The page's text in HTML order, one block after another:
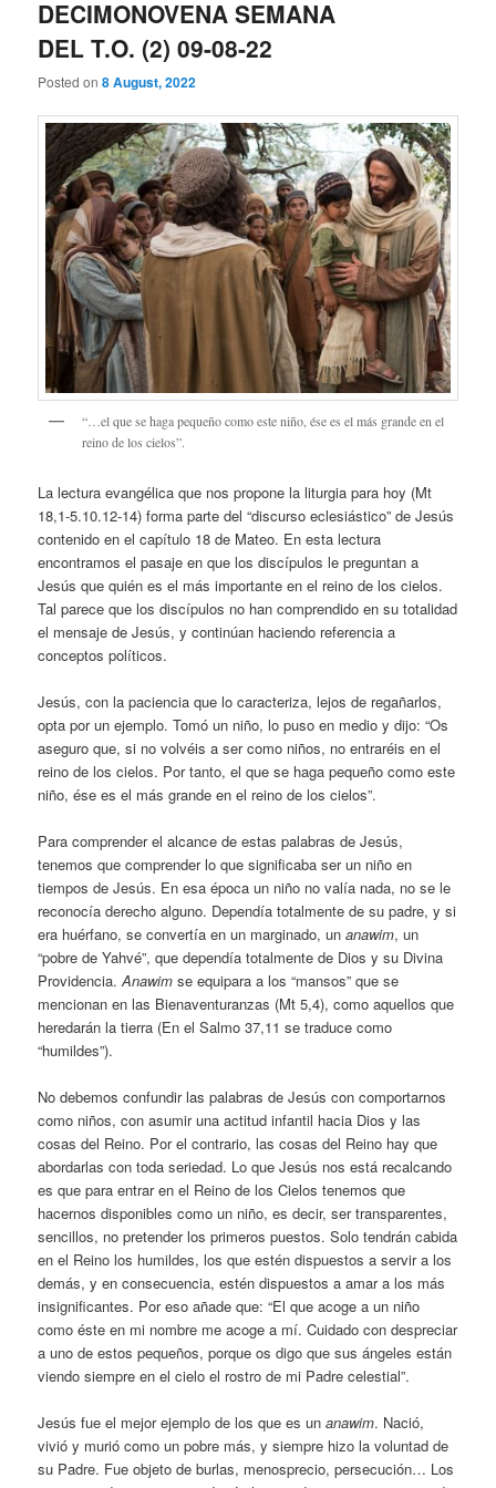
DECIMONOVENA SEMANA
DEL T.O. (2) 09-08-22
Posted on8 August, 2022
“…el que se haga pequeño como este niño, ése es el más grande en el
reino de los cielos”.
La lectura evangélica que nos propone la liturgia para hoy (Mt
18,1-5.10.12-14) forma parte del “discurso eclesiástico” de Jesús
contenido en el capítulo 18 de Mateo. En esta lectura
encontramos el pasaje en que los discípulos le preguntan a
Jesús que quién es el más importante en el reino de los cielos.
Tal parece que los discípulos no han comprendido en su totalidad
el mensaje de Jesús, y continúan haciendo referencia a
conceptos políticos.
Jesús, con la paciencia que lo caracteriza, lejos de regañarlos,
opta por un ejemplo. Tomó un niño, lo puso en medio y dijo: “Os
aseguro que, si no volvéis a ser como niños, no entraréis en el
reino de los cielos. Por tanto, el que se haga pequeño como este
niño, ése es el más grande en el reino de los cielos”.
Para comprender el alcance de estas palabras de Jesús,
tenemos que comprender lo que significaba ser un niño en
tiempos de Jesús. En esa época un niño no valía nada, no se le
reconocía derecho alguno. Dependía totalmente de su padre, y si
era huérfano, se convertía en un marginado, unanawim, un
“pobre de Yahvé”, que dependía totalmente de Dios y su Divina
Providencia.Anawim se equipara a los “mansos” que se
mencionan en las Bienaventuranzas (Mt 5,4), como aquellos que
heredarán la tierra (En el Salmo 37,11 se traduce como
“humildes”).
No debemos confundir las palabras de Jesús con comportarnos
como niños, con asumir una actitud infantil hacia Dios y las
cosas del Reino. Por el contrario, las cosas del Reino hay que
abordarlas con toda seriedad. Lo que Jesús nos está recalcando
es que para entrar en el Reino de los Cielos tenemos que
hacernos disponibles como un niño, es decir, ser transparentes,
sencillos, no pretender los primeros puestos. Solo tendrán cabida
en el Reino los humildes, los que estén dispuestos a servir a los
demás, y en consecuencia, estén dispuestos a amar a los más
insignificantes. Por eso añade que: “El que acoge a un niño
como éste en mi nombre me acoge a mí. Cuidado con despreciar
a uno de estos pequeños, porque os digo que sus ángeles están
viendo siempre en el cielo el rostro de mi Padre celestial”.
Jesús fue el mejor ejemplo de los que es unanawim. Nació,
vivió y murió como un pobre más, y siempre hizo la voluntad de
su Padre. Fue objeto de burlas, menosprecio, persecución… Los